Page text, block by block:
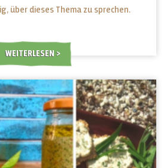
über dieses Thema zu sprechen.
WEITERLESEN